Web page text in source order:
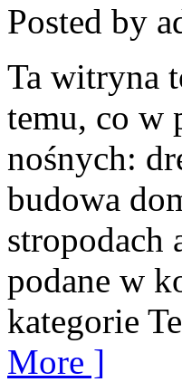
Posted by
Ta witryna
temu, co w
nośnych:
budowa
stropodach
podane w
kategorie
More ]